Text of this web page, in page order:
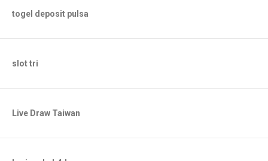
togel deposit pulsa
slot tri
Live Draw Taiwan